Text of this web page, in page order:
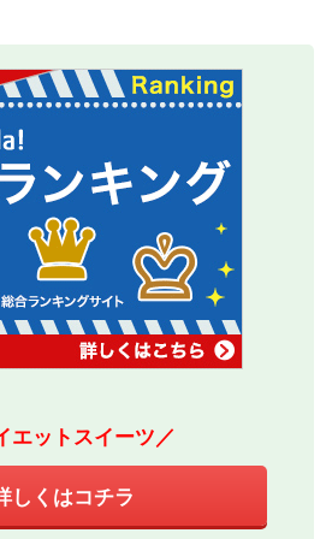
エットスイーツ／
しくはコチラ